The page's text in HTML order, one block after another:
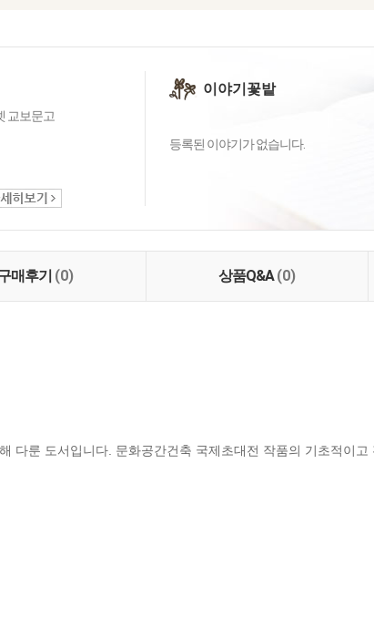
교보문고
이야기꽃밭
등록된 이야기가 없습니다.
매후기 (0) 상품Q&A(0)
다룬 도서입니다. 문화공간건축 국제초대전 작품의 기초적이고